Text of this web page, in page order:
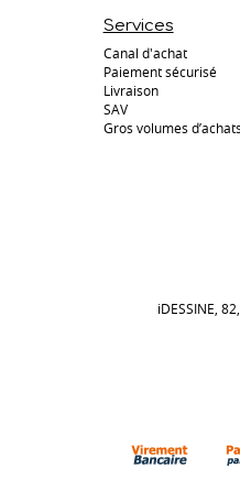
Services
Canal d'achat
Paiement sécurisé
Livraison
SAV
Gros volumes d’achats
iDESSINE,